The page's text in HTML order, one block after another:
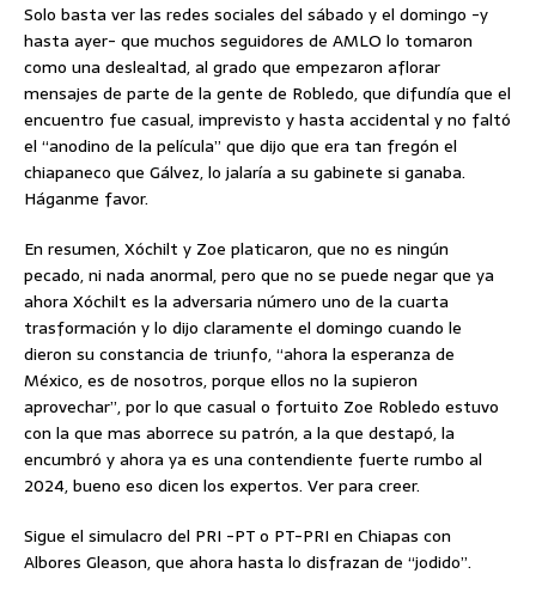
Solo basta ver las redes sociales del sábado y el domingo -y
hasta ayer- que muchos seguidores de AMLO lo tomaron
como una deslealtad, al grado que empezaron aflorar
mensajes de parte de la gente de Robledo, que difundía que el
encuentro fue casual, imprevisto y hasta accidental y no faltó
el “anodino de la película” que dijo que era tan fregón el
chiapaneco que Gálvez, lo jalaría a su gabinete si ganaba.
Háganme favor.
En resumen, Xóchilt y Zoe platicaron, que no es ningún
pecado, ni nada anormal, pero que no se puede negar que ya
ahora Xóchilt es la adversaria número uno de la cuarta
trasformación y lo dijo claramente el domingo cuando le
dieron su constancia de triunfo, “ahora la esperanza de
México, es de nosotros, porque ellos no la supieron
aprovechar”, por lo que casual o fortuito Zoe Robledo estuvo
con la que mas aborrece su patrón, a la que destapó, la
encumbró y ahora ya es una contendiente fuerte rumbo al
2024, bueno eso dicen los expertos. Ver para creer.
Sigue el simulacro del PRI -PT o PT-PRI en Chiapas con
Albores Gleason, que ahora hasta lo disfrazan de “jodido”.